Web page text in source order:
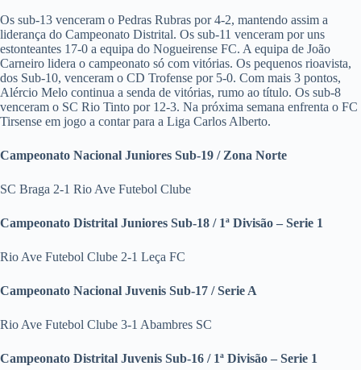
Os sub-13 venceram o Pedras Rubras por 4-2, mantendo assim a
liderança do Campeonato Distrital. Os sub-11 venceram por uns
estonteantes 17-0 a equipa do Nogueirense FC. A equipa de João
Carneiro lidera o campeonato só com vitórias. Os pequenos rioavista,
dos Sub-10, venceram o CD Trofense por 5-0. Com mais 3 pontos,
Alércio Melo continua a senda de vitórias, rumo ao título. Os sub-8
venceram o SC Rio Tinto por 12-3. Na próxima semana enfrenta o FC
Tirsense em jogo a contar para a Liga Carlos Alberto.
Campeonato Nacional Juniores Sub-19 / Zona Norte
SC Braga 2-1 Rio Ave Futebol Clube
Campeonato Distrital Juniores Sub-18 / 1ª Divisão – Serie 1
Rio Ave Futebol Clube 2-1 Leça FC
Campeonato Nacional Juvenis Sub-17 / Serie A
Rio Ave Futebol Clube 3-1 Abambres SC
Campeonato Distrital Juvenis Sub-16 / 1ª Divisão – Serie 1